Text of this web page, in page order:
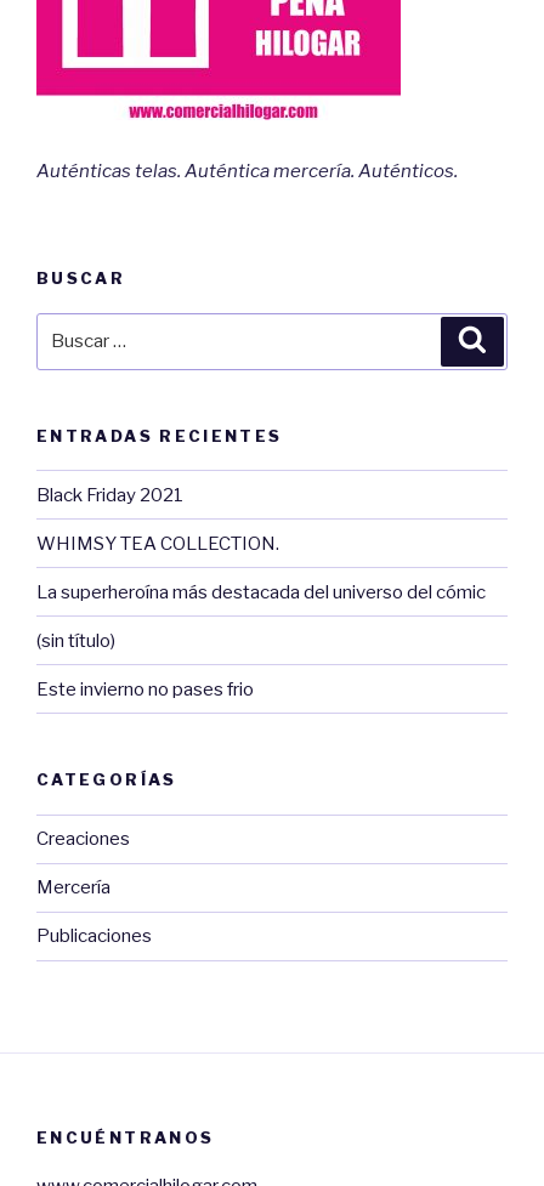
Auténticas telas. Auténtica mercería. Auténticos.
BUSCAR
ENTRADAS RECIENTES
Black Friday 2021
WHIMSY TEA COLLECTION.
La superheroína más destacada del universo del cómic
(sin título)
Este invierno no pases frio
CATEGORÍAS
Creaciones
Mercería
Publicaciones
ENCUÉNTRANOS